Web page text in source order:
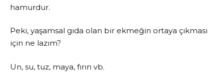
hamurdur.
Peki, yaşamsal gıda olan bir ekmeğin ortaya çıkması
için ne lazım?
Un, su, tuz, maya, fırın vb.